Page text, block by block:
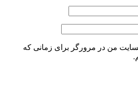
من در مرورگر برای زمانی که